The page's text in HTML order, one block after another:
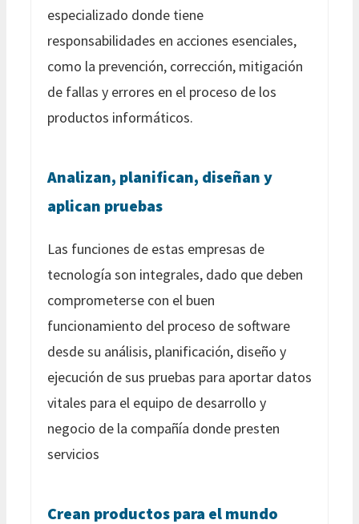
especializado donde tiene
responsabilidades en acciones esenciales,
como la prevención, corrección, mitigación
de fallas y errores en el proceso de los
productos informáticos.
Analizan, planifican, diseñan y
aplican pruebas
Las funciones de estas empresas de
tecnología son integrales, dado que deben
comprometerse con el buen
funcionamiento del proceso de software
desde su análisis, planificación, diseño y
ejecución de sus pruebas para aportar datos
vitales para el equipo de desarrollo y
negocio de la compañía donde presten
servicios
Crean productos para el mundo